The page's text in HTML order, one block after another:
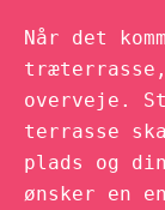
Når det
overveje.
terrasse
plads og
ønsker en